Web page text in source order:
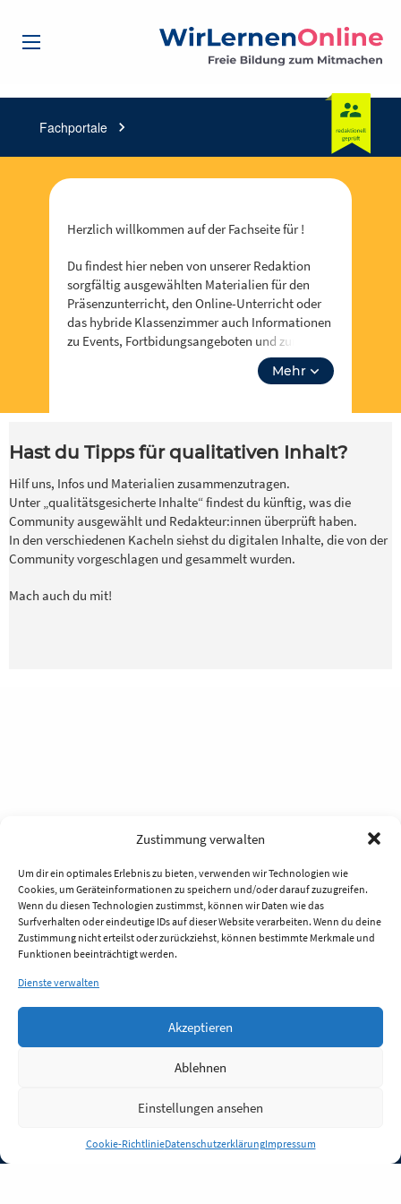
Zustimmung verwalten
Um dir ein optimales Erlebnis zu bieten, verwenden wir Technologien wie
Cookies, um Geräteinformationen zu speichern und/oder darauf zuzugreifen.
Wenn du diesen Technologien zustimmst, können wir Daten wie das
Surfverhalten oder eindeutige IDs auf dieser Website verarbeiten. Wenn du deine
Zustimmung nicht erteilst oder zurückziehst, können bestimmte Merkmale und
Funktionen beeinträchtigt werden.
Dienste verwalten
Akzeptieren
Ablehnen
Einstellungen ansehen
Cookie-RichtlinieDatenschutzerklärungImpressum
Fachportale chevron_right
Herzlich willkommen auf der Fachseite für !
Du findest hier neben von unserer Redaktion
sorgfältig ausgewählten Materialien für den
Präsenzunterricht, den Online-Unterricht oder
das hybride Klassenzimmer auch Informationen
zu Events, Fortbidungsangeboten und zum
Neusten aus . Über “unsere Themen” kannst du
auch tiefer in Lehrplanthemen eintauchen und
Für jeden und jede ist etwas dabei und es soll
deine Unterstützung,werde Teil der
Community! Du kannst in Redaktionen
mitarbeiten und eigene Inhalte hochladen und
der Community zur Verfügung stellen.
Mehr
Hast du Tipps für qualitativen Inhalt?
Hilf uns, Infos und Materialien zusammenzutragen.
Unter „qualitätsgesicherte Inhalte“ findest du künftig, was die
Community ausgewählt und Redakteur:innen überprüft haben.
In den verschiedenen Kacheln siehst du digitalen Inhalte, die von der
Community vorgeschlagen und gesammelt wurden.
Mach auch du mit!